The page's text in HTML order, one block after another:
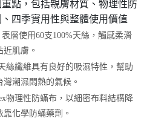
表層使用60支100%天絲，觸感柔滑
肌膚。
絲纖維具有良好的吸濕特性，幫助
潮濕悶熱的氣候。
物理性防蟎布，以細密布料結構降
化學防蟎藥劑。